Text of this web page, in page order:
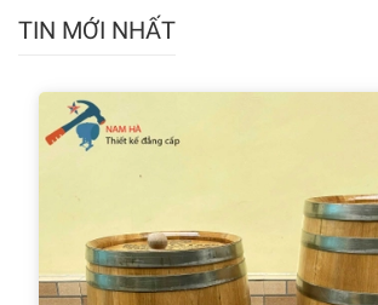
TIN MỚI NHẤT